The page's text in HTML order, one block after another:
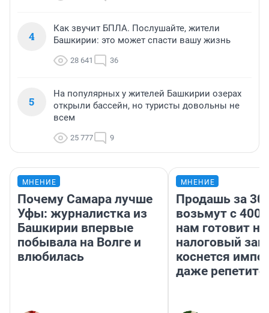
4
Как звучит БПЛА. Послушайте, жители
Башкирии: это может спасти вашу жизнь
28 641 36
5
На популярных у жителей Башкирии озерах
открыли бассейн, но туристы довольны не
всем
25 777 9
МНЕНИЕ
Почему Самара лучше
Уфы: журналистка из
Башкирии впервые
побывала на Волге и
влюбилась
МНЕНИЕ
Продашь за
возьмут с
нам готовит
налоговый
коснется
даже